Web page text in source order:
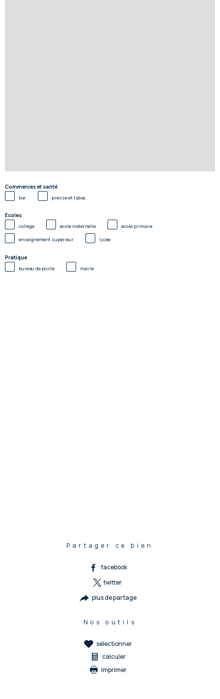
Commerces et santé
bar presse et tabac
Ecoles
collège école maternelle école primaire
enseignement supérieur lycée
Pratique
bureau de poste mairie
Partager ce bien
facebook
twitter
plus de partage
Nos outils
sélectionner
calculer
imprimer